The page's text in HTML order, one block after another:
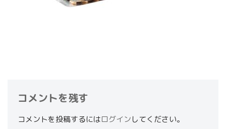
コメントを残す
コメントを投稿するにはログインしてください。